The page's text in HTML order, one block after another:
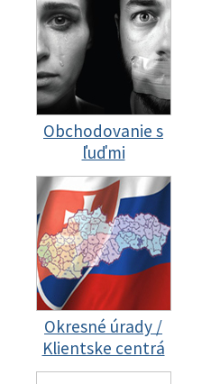
Obchodovanie s
ľuďmi
Okresné úrady /
Klientske centrá